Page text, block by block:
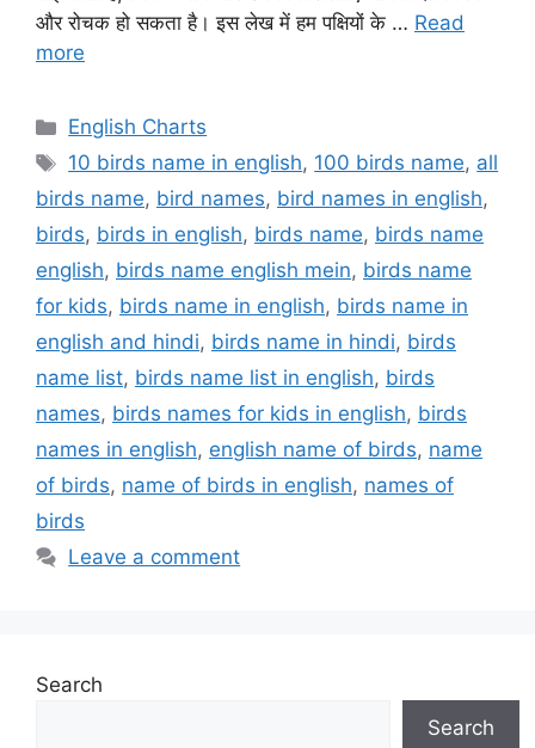
और रोचक हो सकता है। इस लेख में हम पक्षियों के … Read
more
Categories
English Charts
Tags
10 birds name in english, 100 birds name, all
birds name, bird names, bird names in english,
birds, birds in english, birds name, birds name
english, birds name english mein, birds name
for kids, birds name in english, birds name in
english and hindi, birds name in hindi, birds
name list, birds name list in english, birds
names, birds names for kids in english, birds
names in english, english name of birds, name
of birds, name of birds in english, names of
birds
Leave a comment
Search
Search